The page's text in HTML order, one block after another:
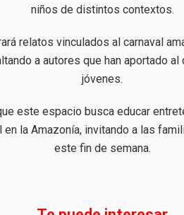
niños de distintos contextos.
relatos vinculados al carnaval
a autores que han aportado
jóvenes.
este espacio busca educar
en la Amazonía, invitando a las
este fin de semana.